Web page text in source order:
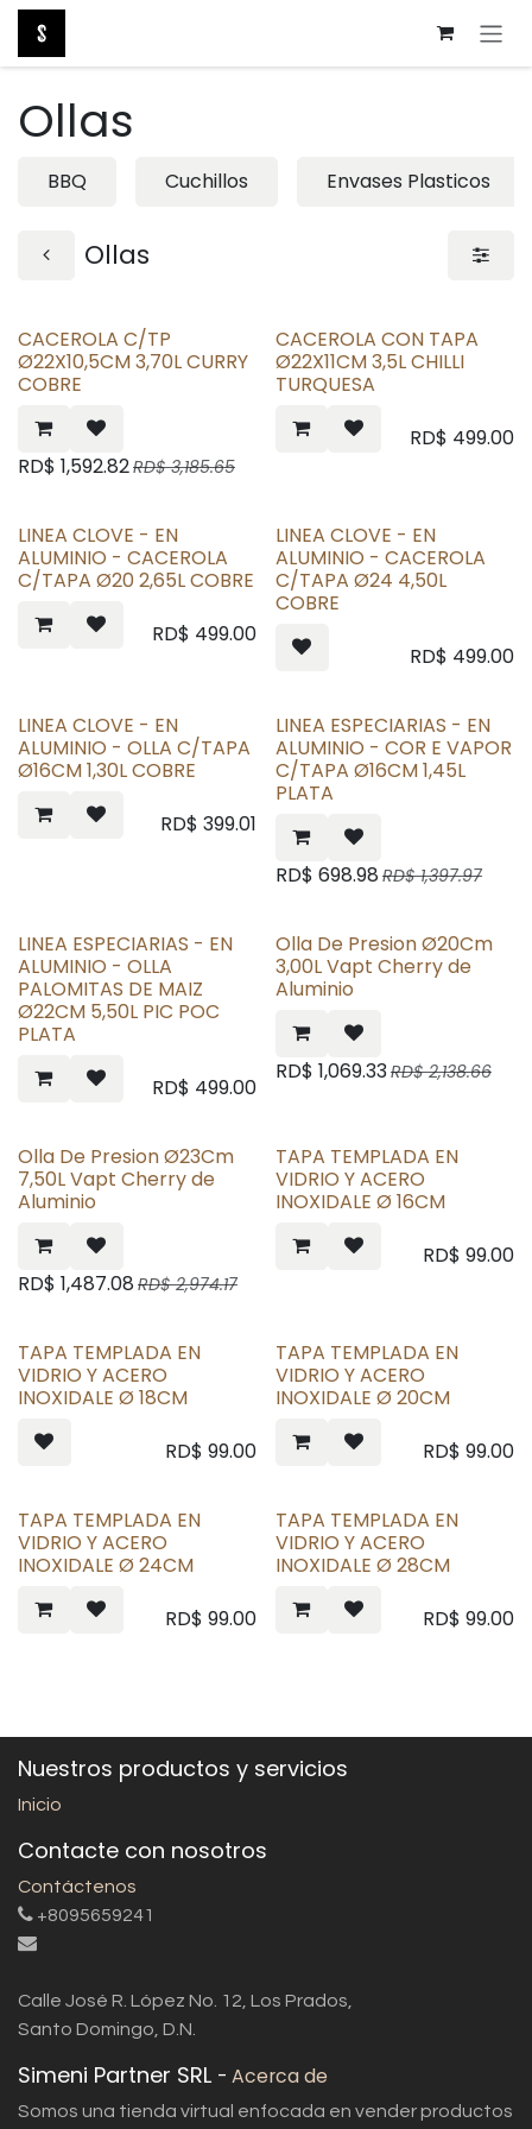
Ir al contenido
Ollas
BBQ Cuchillos Envases Plasticos
Ollas
CACEROLA C/TP
Ø22X10,5CM 3,70L CURRY
COBRE
RD$ 1,592.82RD$3,185.65
CACEROLA CON TAPA
Ø22X11CM 3,5L CHILLI
TURQUESA
RD$ 499.00
LINEA CLOVE - EN
ALUMINIO - CACEROLA
C/TAPA Ø20 2,65L COBRE
RD$ 499.00
LINEA CLOVE - EN
ALUMINIO - CACEROLA
C/TAPA Ø24 4,50L
COBRE
RD$ 499.00
LINEA CLOVE - EN
ALUMINIO - OLLA C/TAPA
Ø16CM 1,30L COBRE
RD$ 399.01
LINEA ESPECIARIAS - EN
ALUMINIO - COR E VAPOR
C/TAPA Ø16CM 1,45L
PLATA
RD$ 698.98 RD$1,397.97
LINEA ESPECIARIAS - EN
ALUMINIO - OLLA
PALOMITAS DE MAIZ
Ø22CM 5,50L PIC POC
PLATA
RD$ 499.00
Olla De Presion Ø20Cm
3,00L Vapt Cherry de
Aluminio
RD$ 1,069.33RD$2,138.66
Olla De Presion Ø23Cm
7,50L Vapt Cherry de
Aluminio
RD$ 1,487.08 RD$2,974.17
TAPA TEMPLADA EN
VIDRIO Y ACERO
INOXIDALE Ø 16CM
RD$ 99.00
TAPA TEMPLADA EN
VIDRIO Y ACERO
INOXIDALE Ø 18CM
RD$ 99.00
TAPA TEMPLADA EN
VIDRIO Y ACERO
INOXIDALE Ø 20CM
RD$ 99.00
TAPA TEMPLADA EN
VIDRIO Y ACERO
INOXIDALE Ø 24CM
RD$ 99.00
TAPA TEMPLADA EN
VIDRIO Y ACERO
INOXIDALE Ø 28CM
RD$ 99.00
Nuestros productos y servicios
Inicio
Contacte con nosotros
Contáctenos
+8095659241
Calle José R. López No. 12, Los Prados,
Santo Domingo, D.N.
Simeni Partner SRL - Acerca de
Somos una tienda virtual enfocada en vender productos